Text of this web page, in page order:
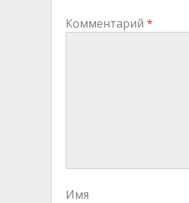
Комментарий *
Имя